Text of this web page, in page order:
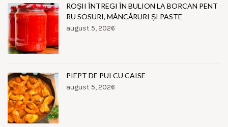
ROȘII ÎNTREGI ÎN BULION LA BORCAN PENT
RU SOSURI, MÂNCĂRURI ȘI PASTE
august 5, 2026
PIEPT DE PUI CU CAISE
august 5, 2026